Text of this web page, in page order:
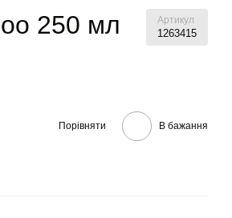
250 мл
Артикул
1263415
Порівняти В бажання